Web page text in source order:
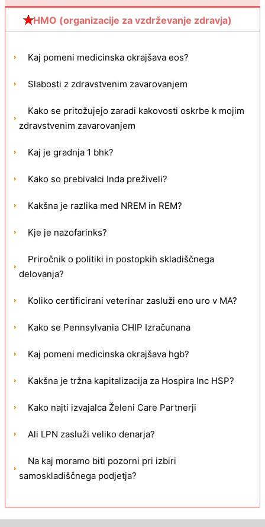
HMO (organizacije za vzdrževanje zdravja)
Kaj pomeni medicinska okrajšava eos?
Slabosti z zdravstvenim zavarovanjem
Kako se pritožujejo zaradi kakovosti oskrbe k mojim
zdravstvenim zavarovanjem
Kaj je gradnja 1 bhk?
Kako so prebivalci Inda preživeli?
Kakšna je razlika med NREM in REM?
Kje je nazofarinks?
Priročnik o politiki in postopkih skladiščnega
delovanja?
Koliko certificirani veterinar zasluži eno uro v MA?
Kako se Pennsylvania CHIP Izračunana
Kaj pomeni medicinska okrajšava hgb?
Kakšna je tržna kapitalizacija za Hospira Inc HSP?
Kako najti izvajalca Želeni Care Partnerji
Ali LPN zasluži veliko denarja?
Na kaj moramo biti pozorni pri izbiri
samoskladiščnega podjetja?